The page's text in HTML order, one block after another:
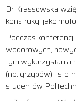
Dr Krassowska
konstrukcji jako
Podczas
wodorowych,
tym wykorzystania
(np. grzybów).
studentów